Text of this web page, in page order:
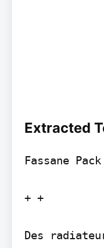
Extracted
Fassane
+ +
Des